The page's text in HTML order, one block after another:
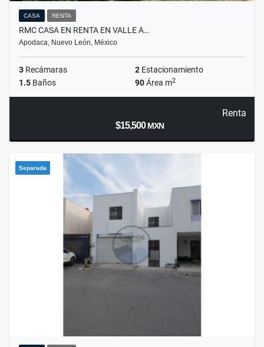
CASA RENTA
RMC CASA EN RENTA EN VALLE A…
Apodaca, Nuevo León, México
3 Recámaras 2 Estacionamiento
1.5 Baños 90Área m2
Renta
$15,500MXN
Separada